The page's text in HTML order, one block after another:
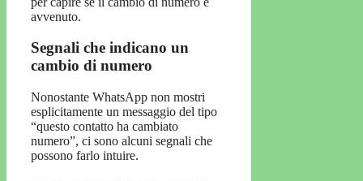
avvenuto.
Segnali che indicano un
cambio di numero
Nonostante WhatsApp non mostri
esplicitamente un messaggio del tipo
“questo contatto ha cambiato
numero”, ci sono alcuni segnali che
possono farlo intuire.